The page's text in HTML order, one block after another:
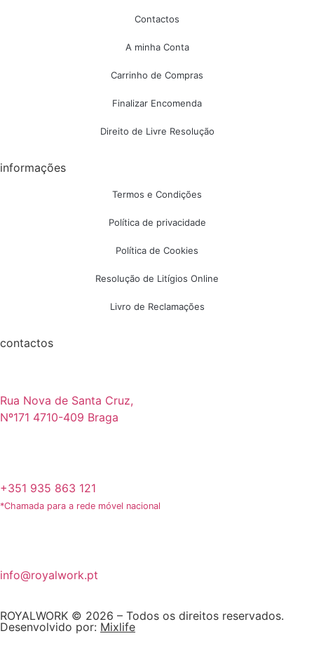
Contactos
A minha Conta
Carrinho de Compras
Finalizar Encomenda
Direito de Livre Resolução
informações
Termos e Condições
Política de privacidade
Política de Cookies
Resolução de Litígios Online
Livro de Reclamações
contactos
Rua Nova de Santa Cruz,
Nº171 4710-409 Braga
+351 935 863 121
*Chamada para a rede móvel nacional
info@royalwork.pt
ROYALWORK © 2026 – Todos os direitos reservados.
Desenvolvido por: Mixlife